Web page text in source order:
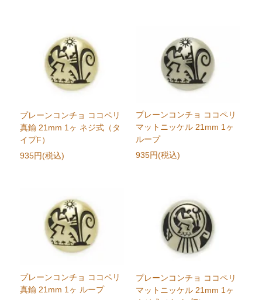
プレーンコンチョ ココペリ
真鍮 21mm 1ヶ ネジ式（タ
イプF）
935円(税込)
プレーンコンチョ ココペリ
マットニッケル 21mm 1ヶ
ループ
935円(税込)
プレーンコンチョ ココペリ
真鍮 21mm 1ヶ ループ
プレーンコンチョ ココペリ
マットニッケル 21mm 1ヶ